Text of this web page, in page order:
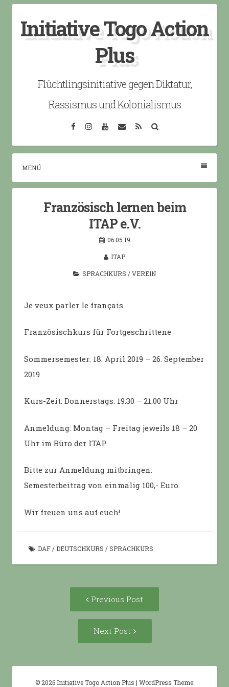
content
Initiative Togo Action
Plus
Flüchtlingsinitiative gegen Diktatur,
Rassismus und Kolonialismus
FacebookInstagramYouTube
EmailRSS
MENÜ
Französisch lernen beim
ITAP e.V.
06.05.19
ITAP
SPRACHKURS /VEREIN
Je veux parler le français.
Französischkurs für Fortgeschrittene
Sommersemester: 18. April 2019 – 26. September
2019
Kurs-Zeit: Donnerstags: 19.30 – 21.00 Uhr
Anmeldung: Montag – Freitag jeweils 18 – 20
Uhr im Büro der ITAP.
Bitte zur Anmeldung mitbringen:
Semesterbeitrag von einmalig 100,- Euro.
Wir freuen uns auf euch!
DAF/ DEUTSCHKURS /SPRACHKURS
Previous Post
post:
Next Post
Post:
© 2026 Initiative Togo Action Plus | WordPress Theme: